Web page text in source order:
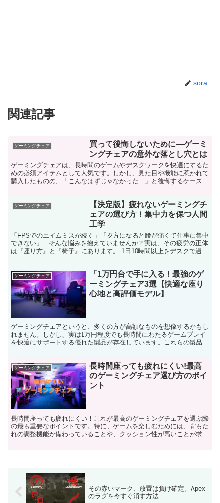
sora
関連記事
ゲーミングチェア
買って後悔しないために—ゲーミ
ングチェアの意外な落とし穴とは
ゲーミングチェアは、長時間のゲームやデスクワークを快適にするた
めの必須アイテムとして人気です。しかし、見た目や機能に惹かれて
購入したものの、「こんなはずじゃなかった…」と後悔するケースも
ゲーミングチェア
【決定版】疲れないゲーミングチ
ェアの選び方！集中力を保つ人間
工学
「FPSでのエイムミスが続く」「夕方になると腰が痛くて仕事に集中
できない」...そんな悩みを抱えていませんか？実は、その疲労の正体
は『座り方』と『椅子』にあります。 1日10時間以上をデスクで過ご
ゲーミングチェア
「1万円台で手に入る！最強のゲ
ーミングチェア3選【快適な座り
心地と高評価モデル】
ゲーミングチェアというと、多くの方が高額なものを想像するかもし
れません。しかし、実は1万円程度でも長時間にわたるゲームプレイ
を快適にサポートする優れた製品が存在しています。これらの製品
ゲーミングチェア
長時間座っても疲れにくい!最高
のゲーミングチェア選び方のポイ
ント
長時間座っても疲れにくい！これが最高のゲーミングチェアを選ぶ際
の最も重要なポイントです。特に、ゲームを楽しむためには、背もた
れの調整機能が備わっていることや、クッション性が高いことが求め
その赤いマーク、放置は負け確定。Apex
のラグを今すぐ消す方法